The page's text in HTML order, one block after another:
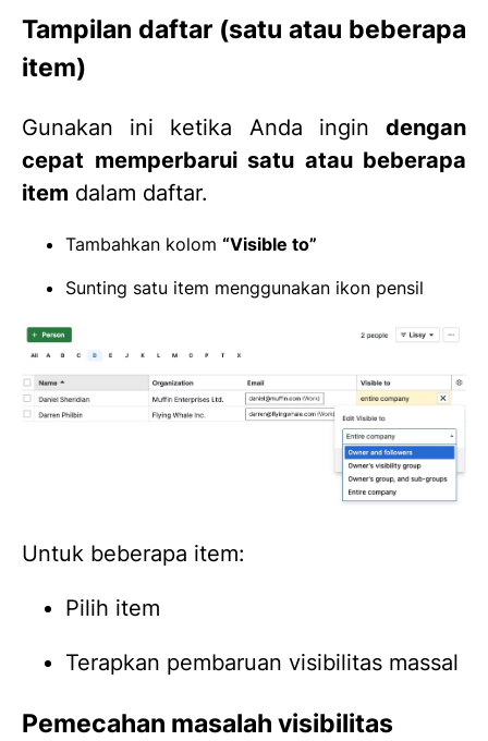
Tampilan daftar (satu atau beberapa
item)
Gunakan ini ketika Anda ingin dengan
cepat memperbarui satu atau beberapa
item dalam daftar.
Tambahkan kolom “Visible to”
Sunting satu item menggunakan ikon pensil
Untuk beberapa item:
Pilih item
Terapkan pembaruan visibilitas massal
Pemecahan masalah visibilitas